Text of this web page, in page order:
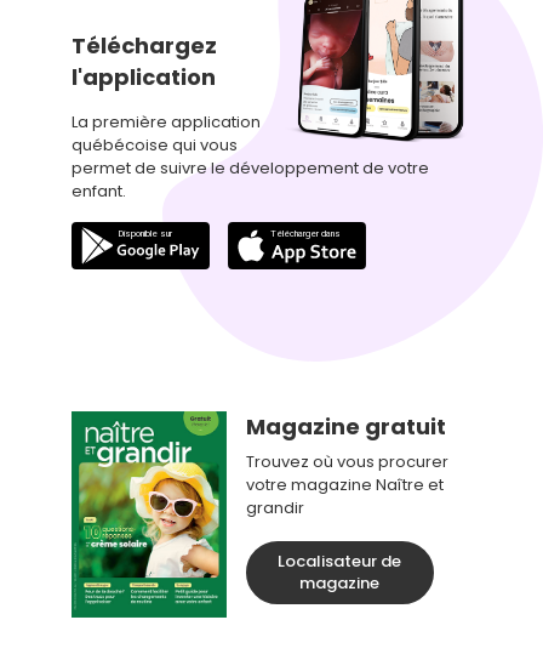
Téléchargez
l'application
La première application
québécoise qui vous
permet de suivre le développement de votre
enfant.
Magazine gratuit
Trouvez où vous procurer
votre magazine Naître et
grandir
Localisateur de
magazine